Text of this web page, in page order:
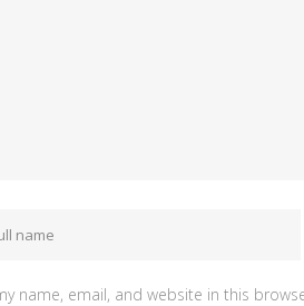
name, email, and website in this